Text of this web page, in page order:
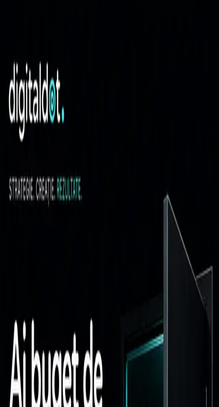
Digital Dot
Acasă
Servicii Studii de caz
Hai să povestim
Digital Dot
Subiect semantic
Social Media Management
Articole conectate prin aceeași temă editorială, pentru o arhitectură
Marketingul începe să funcționeze atunci când strategia, conținutul,
reclamele, website-ul, SEO-ul și vânzările comunică între ele. În
lipsa acestei legături, compania produce activitate, nu un sistem
orientat spre creștere.
17 iunie 2026 • 10 min read
Strategie de Marketing
De ce multe companii investesc prea târziu în
marketing